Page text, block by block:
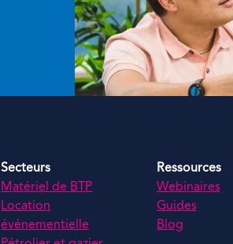
Secteurs
Matériel de BTP
Location
événementielle
Ressources
Webinaires
Guides
Blog